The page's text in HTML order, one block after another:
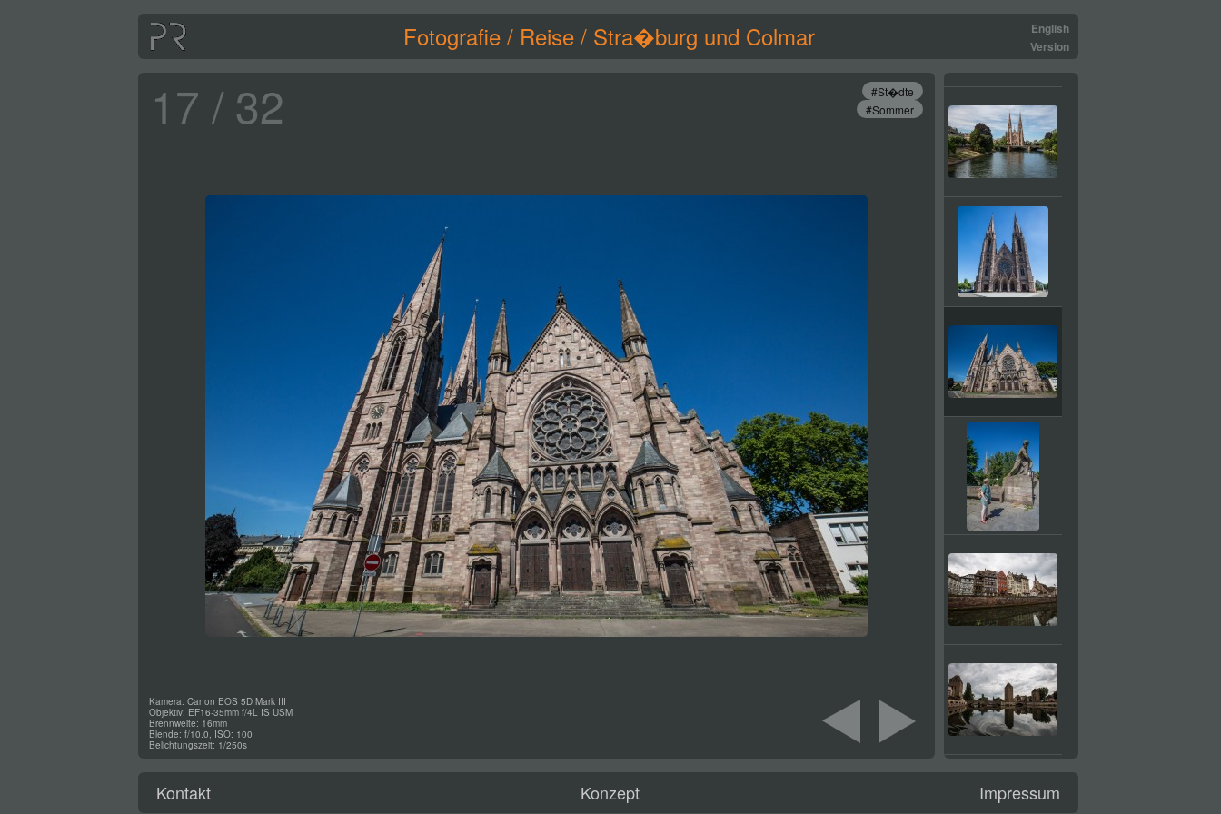
Fotografie / Reise / Stra�burg und Colmar
English
Version
17 / 32
#St�dte
#Sommer
Kamera: Canon EOS 5D Mark III
Objektiv: EF16-35mm f/4L IS USM
Brennweite: 16mm
Blende: f/10.0, ISO: 100
Belichtungszeit: 1/250s
Kontakt Konzept Impressum